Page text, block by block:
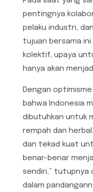
pentingnya
pelaku industri,
tujuan bersama
kolektif, upaya
hanya akan
Dengan
bahwa Indonesia
dibutuhkan untuk
rempah dan
dan tekad kuat
benar-benar
sendiri,” tutupnya
dalam